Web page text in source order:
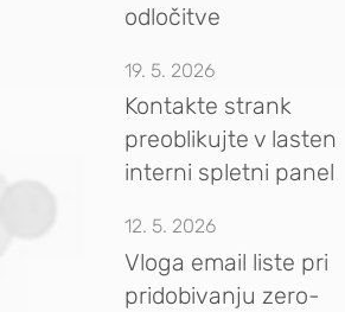
odločitve
19. 5. 2026
Kontakte strank
preoblikujte v lasten
interni spletni panel
12. 5. 2026
Vloga email liste pri
pridobivanju zero-